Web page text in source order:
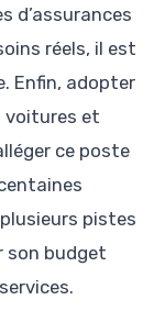
d’assurances
réels, il est
Enfin, adopter
voitures et
ce poste
pistes
son budget